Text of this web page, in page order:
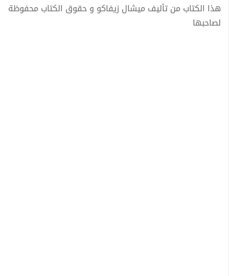
هذا الكتاب من تأليف ميشال زيفاكو و حقوق الكتاب محفوظة
لصاحبها